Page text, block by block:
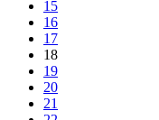
15
16
17
18
19
20
21